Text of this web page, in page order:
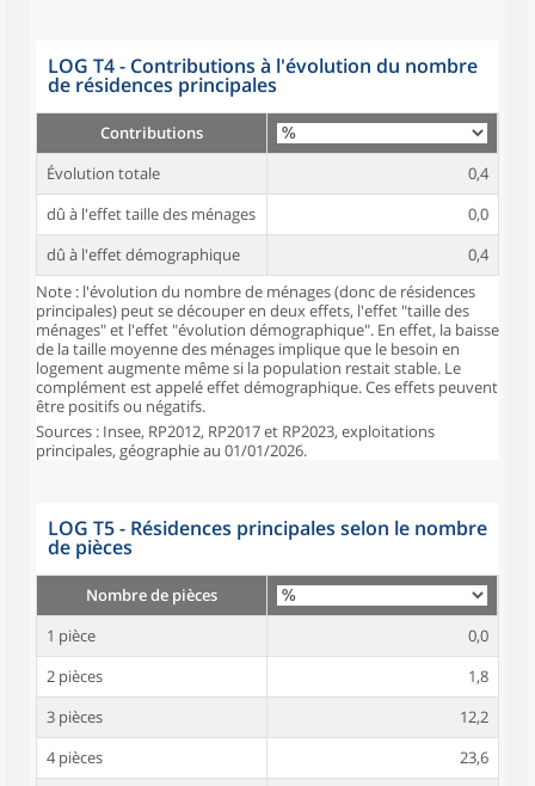
LOG T4 - Contributions à l'évolution du nombre
de résidences principales
Contributions
Évolution totale
0,4
dû à l'effet taille des ménages
0,0
dû à l'effet démographique
0,4
Note : l'évolution du nombre de ménages (donc de résidences
principales) peut se découper en deux effets, l'effet "taille des
ménages" et l'effet "évolution démographique". En effet, la baisse
de la taille moyenne des ménages implique que le besoin en
logement augmente même si la population restait stable. Le
complément est appelé effet démographique. Ces effets peuvent
être positifs ou négatifs.
Sources : Insee, RP2012, RP2017 et RP2023, exploitations
principales, géographie au 01/01/2026.
LOG T5 - Résidences principales selon le nombre
de pièces
Nombre de pièces
1 pièce
0,0
2 pièces
1,8
3 pièces
12,2
4 pièces
23,6